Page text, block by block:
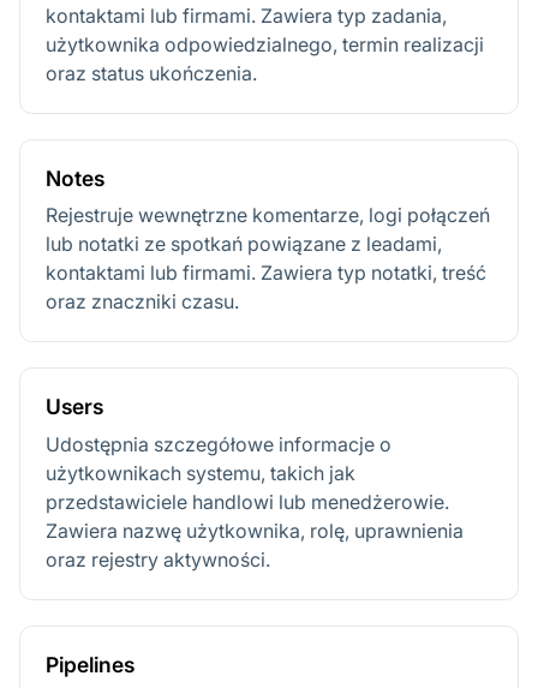
kontaktami lub firmami. Zawiera typ zadania,
użytkownika odpowiedzialnego, termin realizacji
oraz status ukończenia.
Notes
Rejestruje wewnętrzne komentarze, logi połączeń
lub notatki ze spotkań powiązane z leadami,
kontaktami lub firmami. Zawiera typ notatki, treść
oraz znaczniki czasu.
Users
Udostępnia szczegółowe informacje o
użytkownikach systemu, takich jak
przedstawiciele handlowi lub menedżerowie.
Zawiera nazwę użytkownika, rolę, uprawnienia
oraz rejestry aktywności.
Pipelines